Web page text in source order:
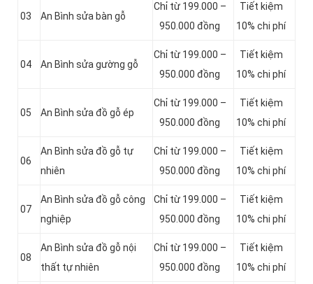
03 An Bình sửa bàn gỗ
Chỉ từ 199.000 –
950.000 đồng
Tiết kiệm
10% chi phí
04 An Bình sửa gường gỗ
Chỉ từ 199.000 –
950.000 đồng
Tiết kiệm
10% chi phí
05 An Bình sửa đồ gỗ ép
Chỉ từ 199.000 –
950.000 đồng
Tiết kiệm
10% chi phí
06
An Bình sửa đồ gỗ tự
nhiên
Chỉ từ 199.000 –
950.000 đồng
Tiết kiệm
10% chi phí
07
An Bình sửa đồ gỗ công
nghiệp
Chỉ từ 199.000 –
950.000 đồng
Tiết kiệm
10% chi phí
08
An Bình sửa đồ gỗ nội
thất tự nhiên
Chỉ từ 199.000 –
950.000 đồng
Tiết kiệm
10% chi phí